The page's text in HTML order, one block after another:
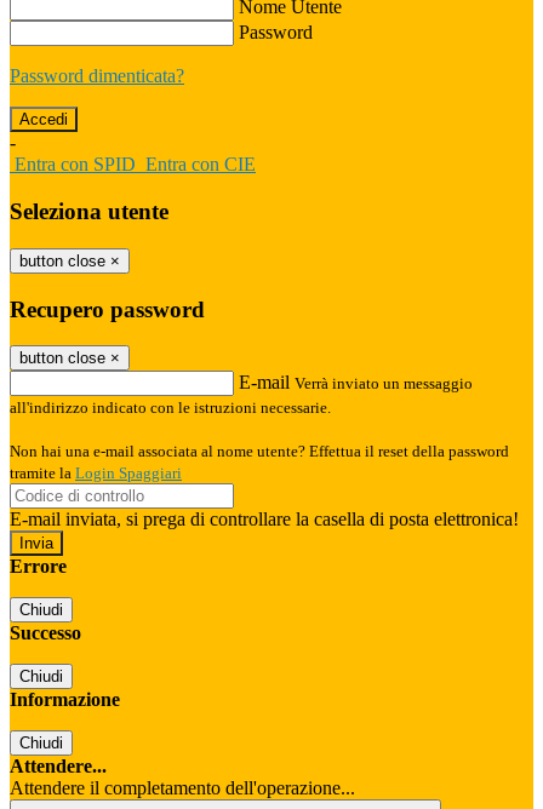
Nome Utente
Password
Password dimenticata?
-
Entra con SPID Entra con CIE
Seleziona utente
button close ×
Recupero password
button close ×
E-mail Verrà inviato un messaggio
all'indirizzo indicato con le istruzioni necessarie.
Non hai una e-mail associata al nome utente? Effettua il reset della password
tramite la Login Spaggiari
E-mail inviata, si prega di controllare la casella di posta elettronica!
Errore
Chiudi
Successo
Chiudi
Informazione
Chiudi
Attendere...
Attendere il completamento dell'operazione...